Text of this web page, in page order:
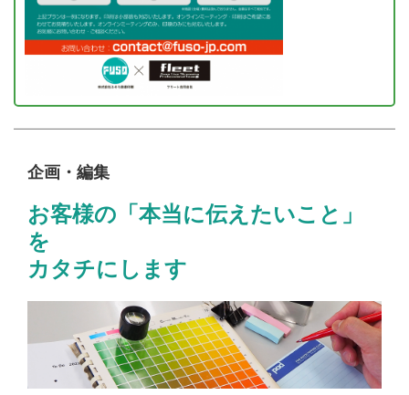
企画・編集
お客様の「本当に伝えたいこと」
を
カタチにします